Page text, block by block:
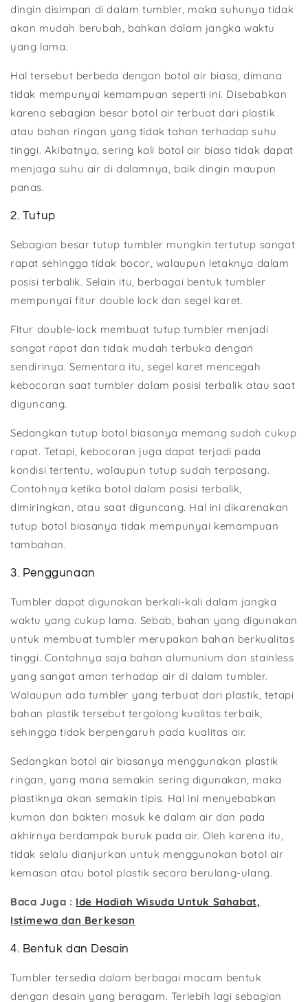
dingin disimpan di dalam tumbler, maka suhunya tidak
akan mudah berubah, bahkan dalam jangka waktu
yang lama.
Hal tersebut berbeda dengan botol air biasa, dimana
tidak mempunyai kemampuan seperti ini. Disebabkan
karena sebagian besar botol air terbuat dari plastik
atau bahan ringan yang tidak tahan terhadap suhu
tinggi. Akibatnya, sering kali botol air biasa tidak dapat
menjaga suhu air di dalamnya, baik dingin maupun
panas.
2. Tutup
Sebagian besar tutup tumbler mungkin tertutup sangat
rapat sehingga tidak bocor, walaupun letaknya dalam
posisi terbalik. Selain itu, berbagai bentuk tumbler
mempunyai fitur double lock dan segel karet.
Fitur double-lock membuat tutup tumbler menjadi
sangat rapat dan tidak mudah terbuka dengan
sendirinya. Sementara itu, segel karet mencegah
kebocoran saat tumbler dalam posisi terbalik atau saat
diguncang.
Sedangkan tutup botol biasanya memang sudah cukup
rapat. Tetapi, kebocoran juga dapat terjadi pada
kondisi tertentu, walaupun tutup sudah terpasang.
Contohnya ketika botol dalam posisi terbalik,
dimiringkan, atau saat diguncang. Hal ini dikarenakan
tutup botol biasanya tidak mempunyai kemampuan
tambahan.
3. Penggunaan
Tumbler dapat digunakan berkali-kali dalam jangka
waktu yang cukup lama. Sebab, bahan yang digunakan
untuk membuat tumbler merupakan bahan berkualitas
tinggi. Contohnya saja bahan alumunium dan stainless
yang sangat aman terhadap air di dalam tumbler.
Walaupun ada tumbler yang terbuat dari plastik, tetapi
bahan plastik tersebut tergolong kualitas terbaik,
sehingga tidak berpengaruh pada kualitas air.
Sedangkan botol air biasanya menggunakan plastik
ringan, yang mana semakin sering digunakan, maka
plastiknya akan semakin tipis. Hal ini menyebabkan
kuman dan bakteri masuk ke dalam air dan pada
akhirnya berdampak buruk pada air. Oleh karena itu,
tidak selalu dianjurkan untuk menggunakan botol air
kemasan atau botol plastik secara berulang-ulang.
Baca Juga : Ide Hadiah Wisuda Untuk Sahabat,
Istimewa dan Berkesan
4. Bentuk dan Desain
Tumbler tersedia dalam berbagai macam bentuk
dengan desain yang beragam. Terlebih lagi sebagian